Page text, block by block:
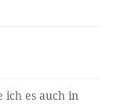
ich es auch in